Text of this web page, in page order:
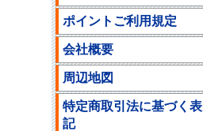
ポイントご利用規定
会社概要
周辺地図
特定商取引法に基づく表
記